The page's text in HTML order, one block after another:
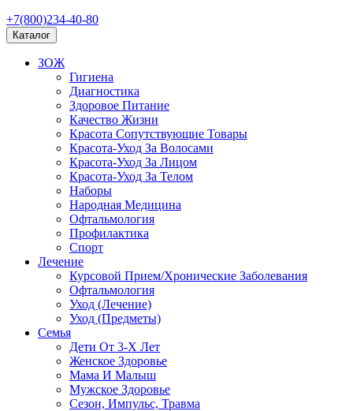
+7(800)234-40-80
Каталог
ЗОЖ
Гигиена
Диагностика
Здоровое Питание
Качество Жизни
Красота Сопутствующие Товары
Красота-Уход За Волосами
Красота-Уход За Лицом
Красота-Уход За Телом
Наборы
Народная Медицина
Офтальмология
Профилактика
Спорт
Лечение
Курсовой Прием/Хронические Заболевания
Офтальмология
Уход (Лечение)
Уход (Предметы)
Семья
Дети От 3-Х Лет
Женское Здоровье
Мама И Малыш
Мужское Здоровье
Сезон, Импульс, Травма